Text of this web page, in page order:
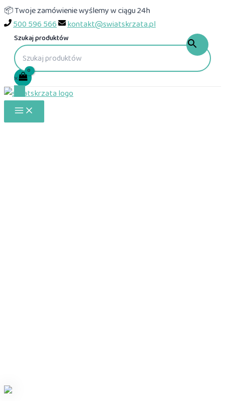
Przejdź
do
treści
📦 Twoje zamówienie wyślemy w ciągu 24h
500 596 566
kontakt@swiatskrzata.pl
Szukaj produktów
×
Main
Menu